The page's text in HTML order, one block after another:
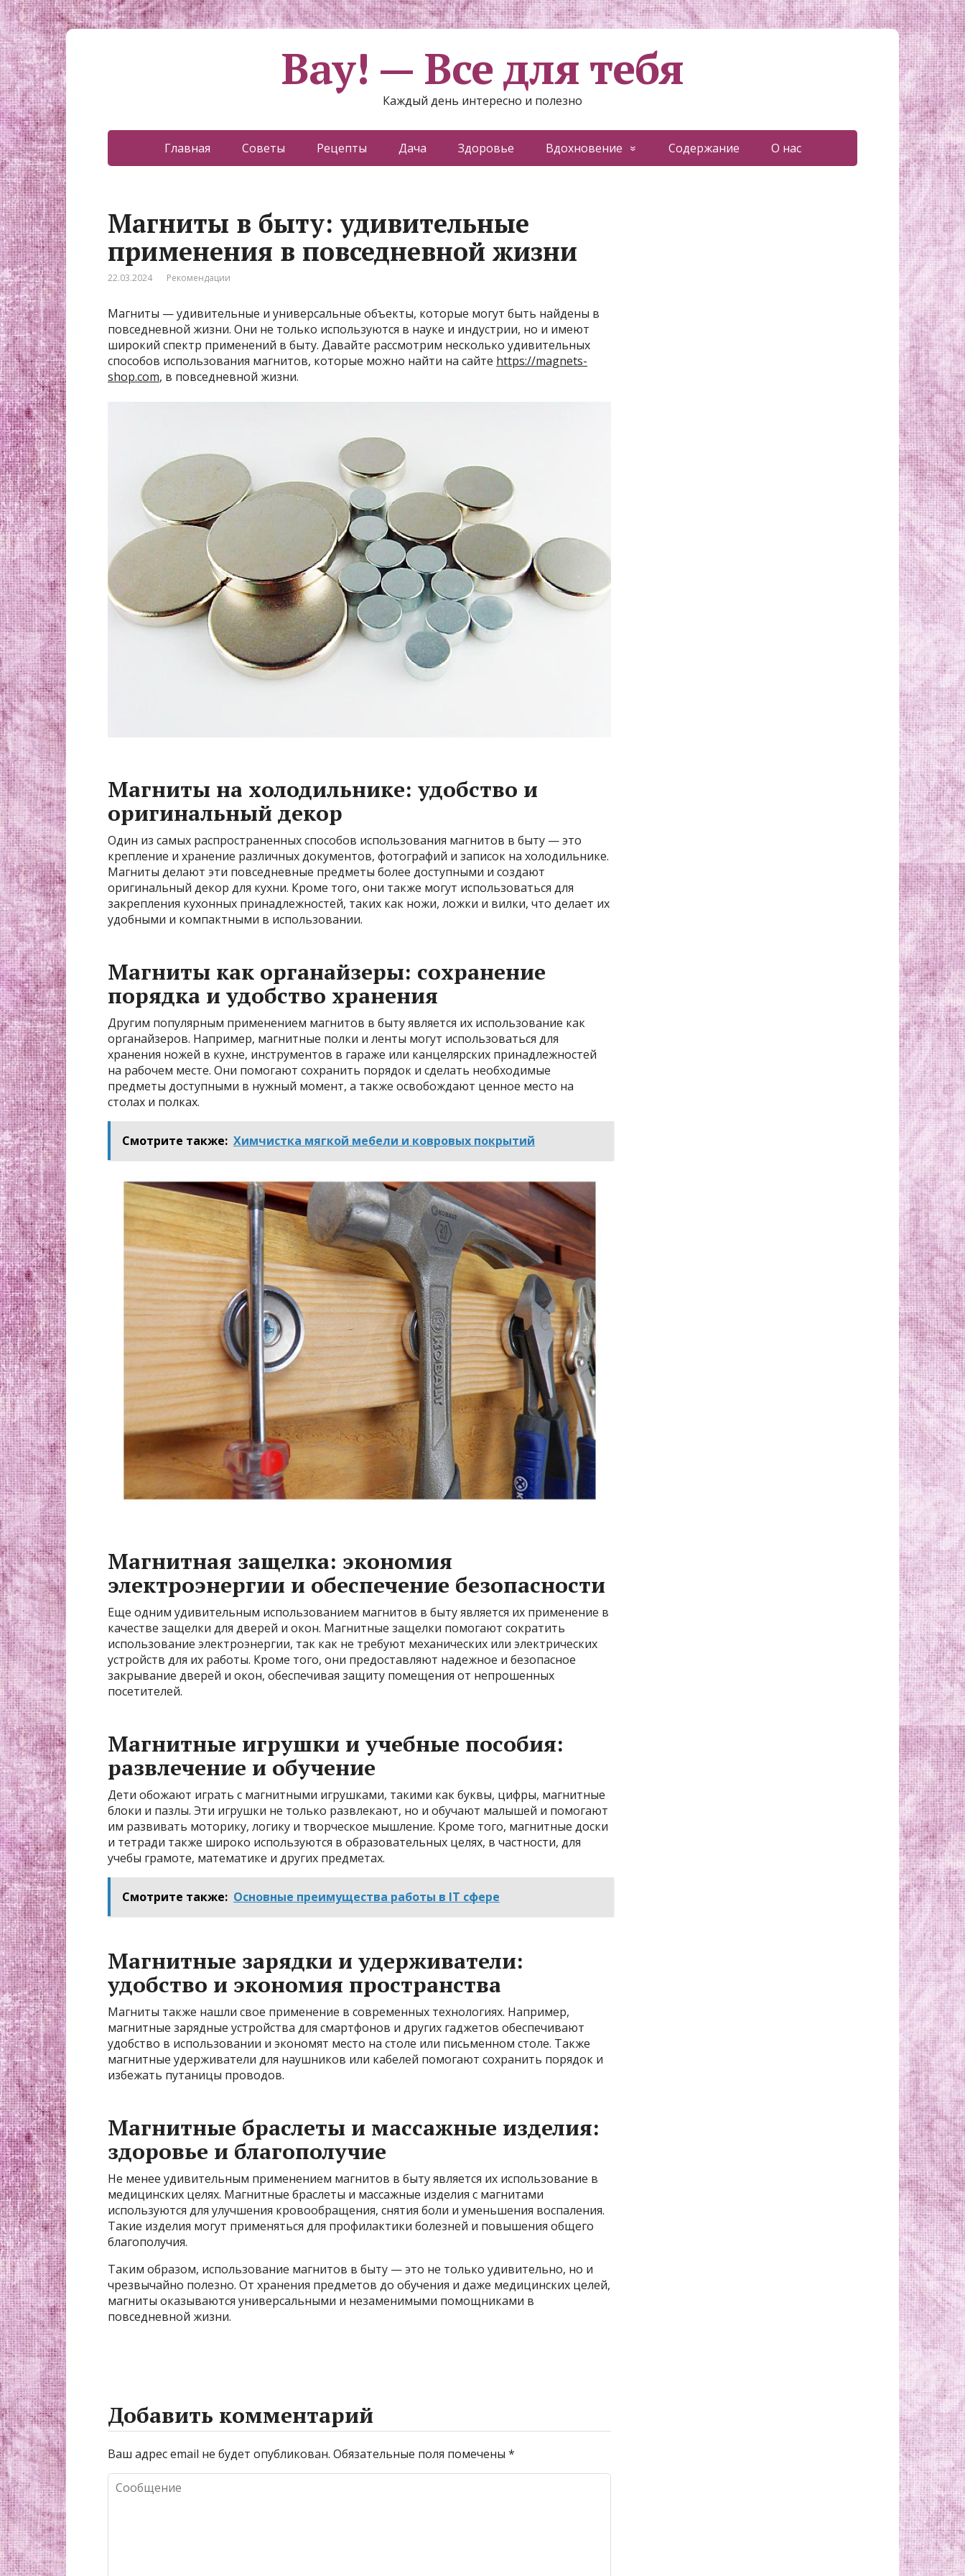
Вау! — Все для тебя
Каждый день интересно и полезно
Главная Советы Рецепты Дача Здоровье Вдохновение Содержание О нас
Магниты в быту: удивительные
применения в повседневной жизни
22.03.2024 Рекомендации
Магниты — удивительные и универсальные объекты, которые могут быть найдены в
повседневной жизни. Они не только используются в науке и индустрии, но и имеют
широкий спектр применений в быту. Давайте рассмотрим несколько удивительных
способов использования магнитов, которые можно найти на сайте https://magnets-
shop.com, в повседневной жизни.
Магниты на холодильнике: удобство и
оригинальный декор
Один из самых распространенных способов использования магнитов в быту — это
крепление и хранение различных документов, фотографий и записок на холодильнике.
Магниты делают эти повседневные предметы более доступными и создают
оригинальный декор для кухни. Кроме того, они также могут использоваться для
закрепления кухонных принадлежностей, таких как ножи, ложки и вилки, что делает их
удобными и компактными в использовании.
Магниты как органайзеры: сохранение
порядка и удобство хранения
Другим популярным применением магнитов в быту является их использование как
органайзеров. Например, магнитные полки и ленты могут использоваться для
хранения ножей в кухне, инструментов в гараже или канцелярских принадлежностей
на рабочем месте. Они помогают сохранить порядок и сделать необходимые
предметы доступными в нужный момент, а также освобождают ценное место на
столах и полках.
Смотрите также: Химчистка мягкой мебели и ковровых покрытий
Магнитная защелка: экономия
электроэнергии и обеспечение безопасности
Еще одним удивительным использованием магнитов в быту является их применение в
качестве защелки для дверей и окон. Магнитные защелки помогают сократить
использование электроэнергии, так как не требуют механических или электрических
устройств для их работы. Кроме того, они предоставляют надежное и безопасное
закрывание дверей и окон, обеспечивая защиту помещения от непрошенных
посетителей.
Магнитные игрушки и учебные пособия:
развлечение и обучение
Дети обожают играть с магнитными игрушками, такими как буквы, цифры, магнитные
блоки и пазлы. Эти игрушки не только развлекают, но и обучают малышей и помогают
им развивать моторику, логику и творческое мышление. Кроме того, магнитные доски
и тетради также широко используются в образовательных целях, в частности, для
учебы грамоте, математике и других предметах.
Смотрите также: Основные преимущества работы в IT сфере
Магнитные зарядки и удерживатели:
удобство и экономия пространства
Магниты также нашли свое применение в современных технологиях. Например,
магнитные зарядные устройства для смартфонов и других гаджетов обеспечивают
удобство в использовании и экономят место на столе или письменном столе. Также
магнитные удерживатели для наушников или кабелей помогают сохранить порядок и
избежать путаницы проводов.
Магнитные браслеты и массажные изделия:
здоровье и благополучие
Не менее удивительным применением магнитов в быту является их использование в
медицинских целях. Магнитные браслеты и массажные изделия с магнитами
используются для улучшения кровообращения, снятия боли и уменьшения воспаления.
Такие изделия могут применяться для профилактики болезней и повышения общего
благополучия.
Таким образом, использование магнитов в быту — это не только удивительно, но и
чрезвычайно полезно. От хранения предметов до обучения и даже медицинских целей,
магниты оказываются универсальными и незаменимыми помощниками в
повседневной жизни.
Добавить комментарий
Ваш адрес email не будет опубликован. Обязательные поля помечены *